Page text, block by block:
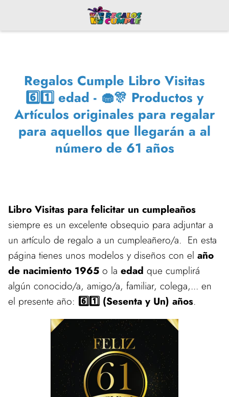
Regalos Cumple Libro Visitas
6️⃣1️⃣ edad - 🧁🎊 Productos y
Artículos originales para regalar
para aquellos que llegarán a al
número de 61 años
Libro Visitas para felicitar un cumpleaños
siempre es un excelente obsequio para adjuntar a
un artículo de regalo a un cumpleañero/a. En esta
página tienes unos modelos y diseños con el año
de nacimiento 1965 o la edad que cumplirá
algún conocido/a, amigo/a, familiar, colega,... en
el presente año: 6️⃣1️⃣ (Sesenta y Un) años.